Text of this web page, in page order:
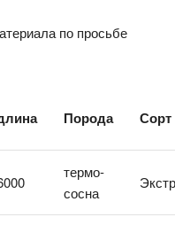
по просьбе
Порода Сорт
термо-
сосна